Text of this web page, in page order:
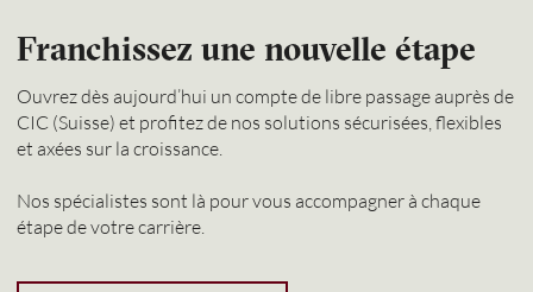
Franchissez une nouvelle étape
Ouvrez dès aujourd’hui un compte de libre passage auprès de
CIC (Suisse) et profitez de nos solutions sécurisées, flexibles
et axées sur la croissance.
Nos spécialistes sont là pour vous accompagner à chaque
étape de votre carrière.